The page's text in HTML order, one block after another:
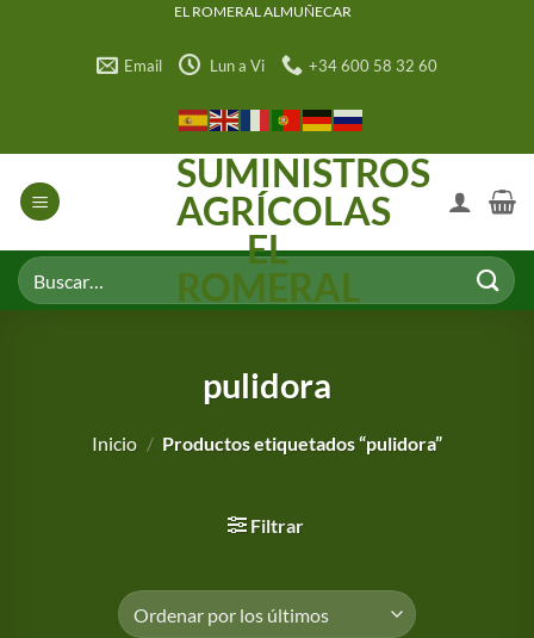
EL ROMERAL ALMUÑECAR
Email Lun a Vi +34 600 58 32 60
SUMINISTROS
AGRÍCOLAS
EL
ROMERAL
Buscar
por:
pulidora
Inicio / Productos etiquetados “pulidora”
Filtrar